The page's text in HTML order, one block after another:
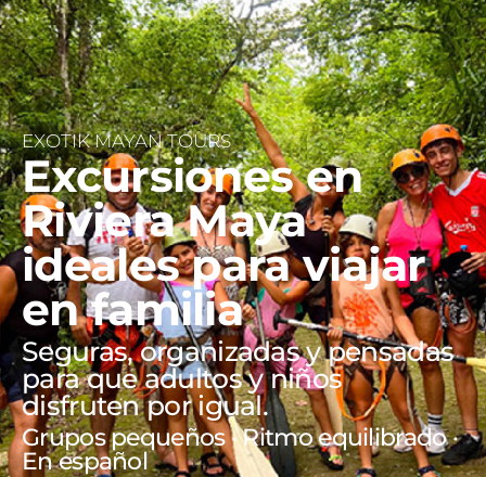
EXOTIK MAYAN TOURS
Excursiones en
Riviera Maya
ideales para viajar
en familia
Seguras, organizadas y pensadas
para que adultos y niños
disfruten por igual.
Grupos pequeños · Ritmo equilibrado ·
En español